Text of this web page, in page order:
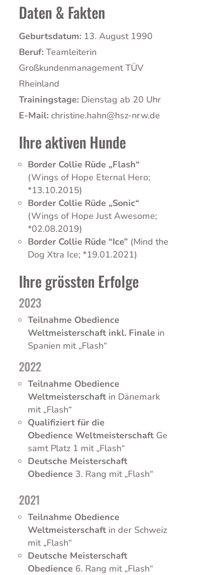
Daten & Fakten
Geburtsdatum: 13. August 1990
Beruf: Teamleiterin
Großkundenmanagement TÜV
Rheinland
Trainingstage: Dienstag ab 20 Uhr
E-Mail: christine.hahn@hsz-nrw.de
Ihre aktiven Hunde
Border Collie Rüde „Flash“​
(Wings of Hope Eternal Hero;
*13.10.2015)
Border Collie Rüde „Sonic“
(Wings of Hope Just Awesome;
*02.08.2019)
Border Collie Rüde “Ice” (Mind the
Dog Xtra Ice; *19.01.2021)
Ihre grössten Erfolge
2023
Teilnahme Obedience
Weltmeisterschaft inkl. Finale in
Spanien mit „Flash“
2022
Teilnahme Obedience
Weltmeisterschaft in Dänemark
mit „Flash“
Qualifiziert für die
Obedience Weltmeisterschaft Ge
samt Platz 1 mit „Flash“
Deutsche Meisterschaft
Obedience 3. Rang mit „Flash“
2021
Teilnahme Obedience
Weltmeisterschaft in der Schweiz
mit „Flash“
Deutsche Meisterschaft
Obedience 6. Rang mit „Flash“